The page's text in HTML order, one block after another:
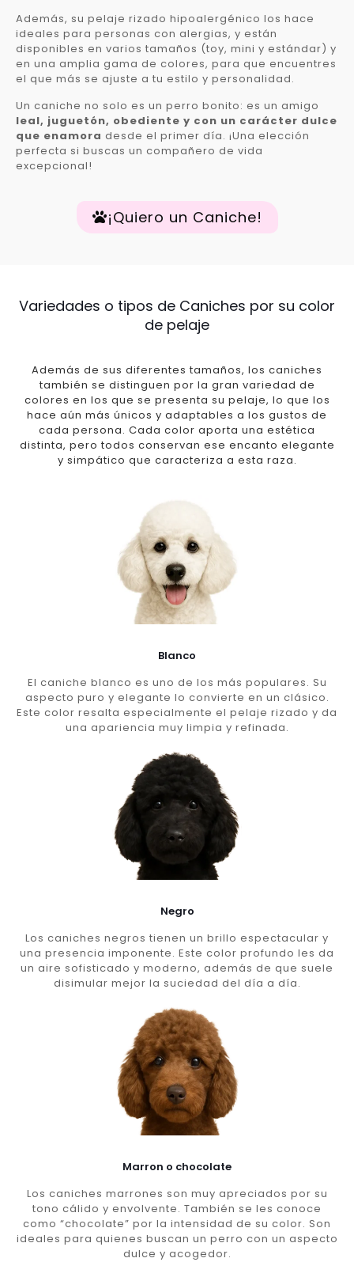
Además, su pelaje rizado hipoalergénico los hace
ideales para personas con alergias, y están
disponibles en varios tamaños (toy, mini y estándar) y
en una amplia gama de colores, para que encuentres
el que más se ajuste a tu estilo y personalidad.
Un caniche no solo es un perro bonito: es un amigo
leal, juguetón, obediente y con un carácter dulce
que enamora desde el primer día. ¡Una elección
perfecta si buscas un compañero de vida
excepcional!
¡Quiero un Caniche!
Variedades o tipos de Caniches por su color
de pelaje
Además de sus diferentes tamaños, los caniches
también se distinguen por la gran variedad de
colores en los que se presenta su pelaje, lo que los
hace aún más únicos y adaptables a los gustos de
cada persona. Cada color aporta una estética
distinta, pero todos conservan ese encanto elegante
y simpático que caracteriza a esta raza.
Blanco
El caniche blanco es uno de los más populares. Su
aspecto puro y elegante lo convierte en un clásico.
Este color resalta especialmente el pelaje rizado y da
una apariencia muy limpia y refinada.
Negro
Los caniches negros tienen un brillo espectacular y
una presencia imponente. Este color profundo les da
un aire sofisticado y moderno, además de que suele
disimular mejor la suciedad del día a día.
Marron o chocolate
Los caniches marrones son muy apreciados por su
tono cálido y envolvente. También se les conoce
como “chocolate” por la intensidad de su color. Son
ideales para quienes buscan un perro con un aspecto
dulce y acogedor.